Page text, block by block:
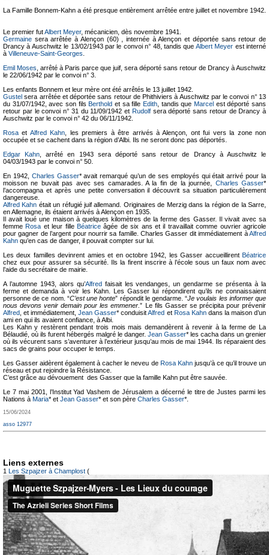
La Famille Bonnem-Kahn a été presque entièrement arrêtée entre juillet et novembre 1942.
Le premier futAlbert Meyer, mécanicien, dès novembre 1941.
Germaine sera arrêtée à Alençon (60) , internée à Alençon et déportée sans retour de
Drancy à Auschwitz le 13/02/1943 par le convoi n° 48, tandis que Albert Meyer est interné
à Villeneuve-Saint-Georges
Emil Moses , arrêté à Paris parce que juif, sera déporté sans retour de Drancy à Auschwitz
le 22/06/1942 par le convoi n° 3.
Les enfants Bonnem et leur mère ont été arrêtés le 13 juillet 1942.
Gustel sera arrêtée et déportée sans retour de Phithiviers à Auschwitz par le convoi n° 13
du 31/07/1942, avec son filsBerthold et sa filleEdith , tandis queMarcel est déporté sans
retour par le convoi n° 31 du 11/09/1942 et Rudolfsera déporté sans retour de Drancy à
Auschwitz par le convoi n° 42 du 06/11/1942.
Rosa et Alfred Kahn , les premiers à être arrivés à Alençon, ont fui vers la zone non
occupée et se cachent dans la région d’Albi. Ils ne seront donc pas déportés.
Edgar Kahn , arrêté en 1943 sera déporté sans retour de Drancy à Auschwitz le
04/03/1943 par le convoi n° 50.
En 1942, Charles Gasser* avait remarqué qu’un de ses employés qui était arrivé pour la
moisson ne buvait pas avec ses camarades. A la fin de la journée, Charles Gasser*
l’accompagna et après une petite conversation il découvrit sa situation particulièrement
dangereuse.
Alfred Kahn était un réfugié juif allemand. Originaires de Merzig dans la région de la Sarre,
en Allemagne, ils étaient arrivés à Alençon en 1935.
Il avait loué une maison à quelques kilomètres de la ferme des Gasser. Il vivait avec sa
femmeRosa et leur filleBéatrice âgée de six ans et il travaillait comme ouvrier agricole
pour gagner de l’argent pour nourrir sa famille. Charles Gasser dit immédiatement àAlfred
Kahn qu’en cas de danger, il pouvait compter sur lui.
Les deux familles devinrent amies et en octobre 1942, les Gasser accueillirent Béatrice
chez eux pour assurer sa sécurité. Ils la firent inscrire à l’école sous un faux nom avec
l’aide du secrétaire de mairie.
A l’automne 1943, alors qu’Alfredfaisait les vendanges, un gendarme se présenta à la
ferme et demanda à voir les Kahn. Les Gasser lui répondirent qu’ils ne connaissaient
personne de ce nom. “C’est une honte” répondit le gendarme. “Je voulais les informer que
nous devons venir demain pour les emmener.” Le fils Gasser se précipita pour prévenir
Alfred , et immédiatement,Jean Gasser* conduisitAlfred et Rosa Kahndans la maison d’un
ami en qui ils avaient confiance, à Albi.
Les Kahn y restèrent pendant trois mois mais demandèrent à revenir à la ferme de La
Bélaudié, où ils furent hébergés malgré le danger. Jean Gasser* les cacha dans un grenier
où ils vécurent sans s’aventurer à l’extérieur jusqu’au mois de mai 1944. Ils réparaient des
sacs de grains pour occuper le temps.
Les Gasser aidèrent également à cacher le neveu de Rosa Kahnjusqu’à ce qu’il trouve un
réseau et put rejoindre la Résistance.
C’est grâce au dévouement des Gasser que la famille Kahn put être sauvée.
Le 7 mai 2001, l’Institut Yad Vashem de Jérusalem a décerné le titre de Justes parmi les
Nations à Maria* et Jean Gasser* et son père Charles Gasser*.
15/06/2024
asso 12977
Liens externes
1 Les Szpajzer à Champlost (